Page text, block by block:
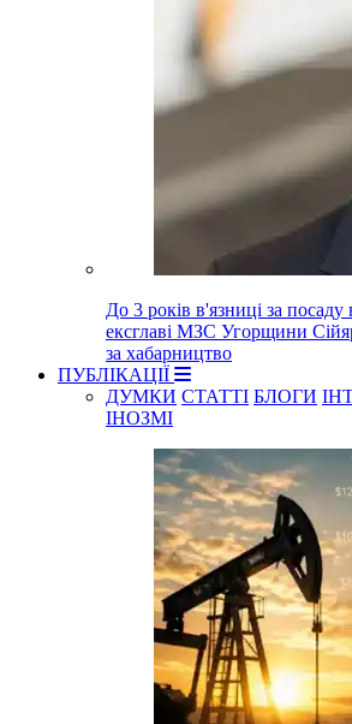
До 3 років в'язниці за
ексглаві МЗС Угорщини
за хабарництво
ПУБЛІКАЦІЇ
ДУМКИ СТАТТІ БЛОГИ
ІНОЗМІ